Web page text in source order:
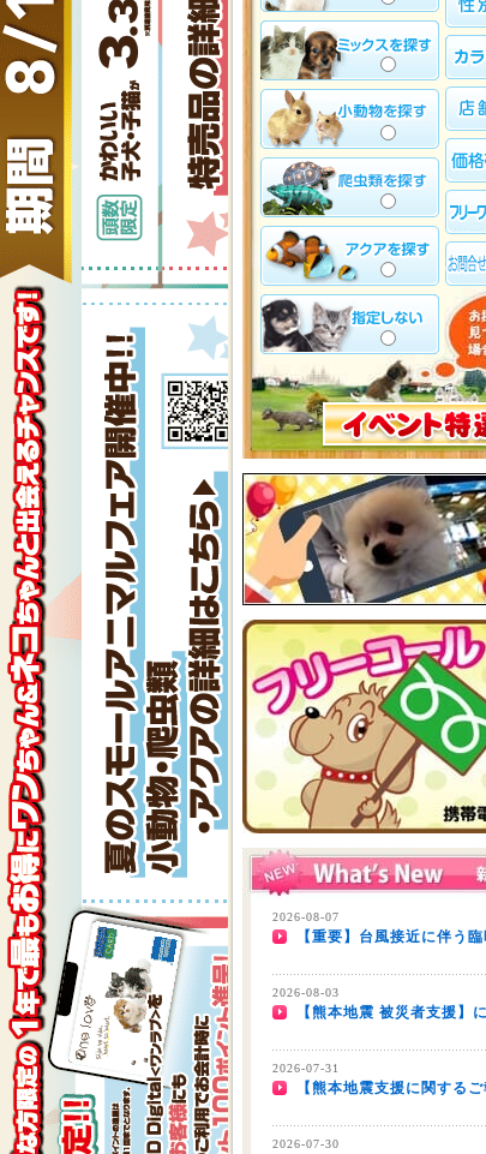
2026-08-07
【重要】台風接近に伴う
2026-08-03
【熊本地震 被災者支援】
2026-07-31
【熊本地震支援に関するご
2026-07-30